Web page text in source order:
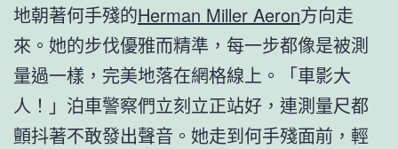
地朝著何手殘的Herman Miller Aeron方向走
來。她的步伐優雅而精準，每一步都像是被測
量過一樣，完美地落在網格線上。「車影大
人！」泊車警察們立刻立正站好，連測量尺都
顫抖著不敢發出聲音。她走到何手殘面前，輕